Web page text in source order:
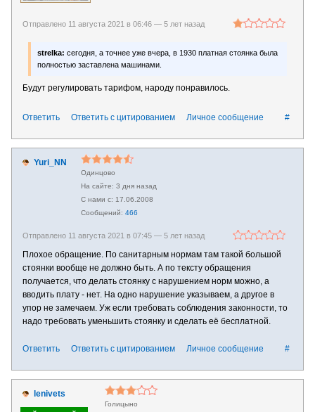
Отправлено 11 августа 2021 в 06:46 — 5 лет назад
strelka: сегодня, а точнее уже вчера, в 1930 платная стоянка была
полностью заставлена машинами.
Будут регулировать тарифом, народу понравилось.
#
Ответить Ответить с цитированием Личное сообщение
Yuri_NN
Одинцово
3 дня назад
17.06.2008
466
Отправлено 11 августа 2021 в 07:45 — 5 лет назад
Плохое обращение. По санитарным нормам там такой большой
стоянки вообще не должно быть. А по тексту обращения
получается, что делать стоянку с нарушением норм можно, а
вводить плату - нет. На одно нарушение указываем, а другое в
упор не замечаем. Уж если требовать соблюдения законности, то
надо требовать уменьшить стоянку и сделать её бесплатной.
#
Ответить Ответить с цитированием Личное сообщение
lenivets
Голицыно